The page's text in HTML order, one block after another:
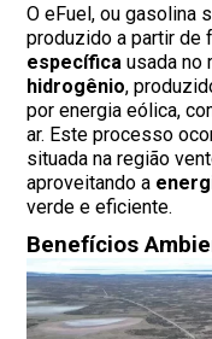
O eFuel, ou gasolina
produzido a partir
específica usada no
hidrogênio,
por energia eólica,
ar. Este processo
situada na região
aproveitando a
verde e eficiente.
Benefícios